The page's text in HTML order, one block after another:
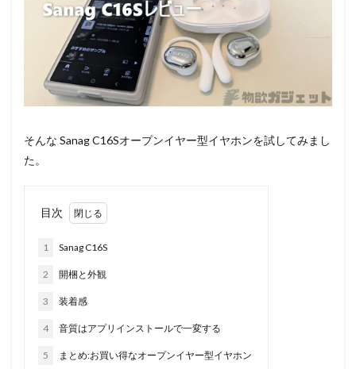
そんな Sanag C16Sオープンイヤー型イヤホンを試してみまし
た。
目次
1 Sanag C16S
2 開梱と外観
3 装着感
4 音質はアプリインストールで一変する
5 まとめ:お買い得なオープンイヤー型イヤホン